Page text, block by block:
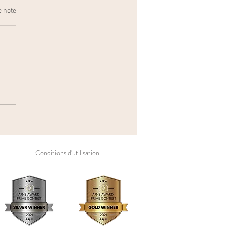
note
Conditions d'utilisation